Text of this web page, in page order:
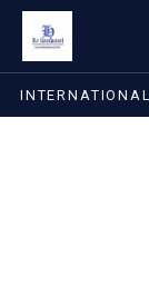
INTERNATIONAL